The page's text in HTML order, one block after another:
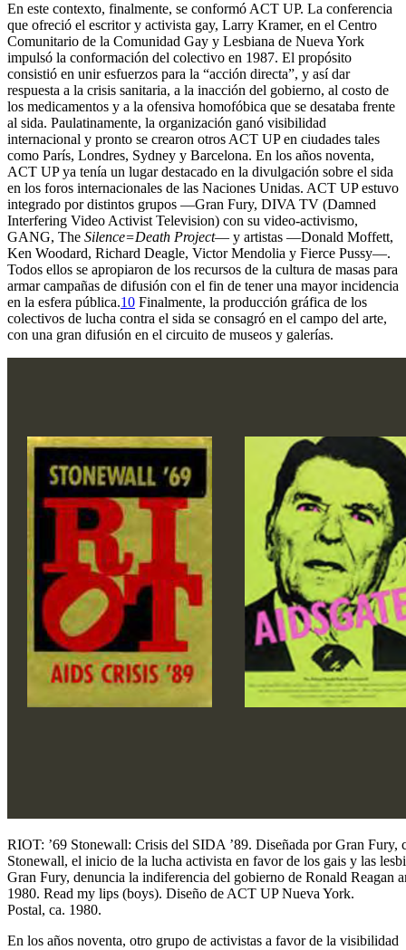
En este contexto, finalmente, se conformó ACT UP. La conferencia
que ofreció el escritor y activista gay, Larry Kramer, en el Centro
Comunitario de la Comunidad Gay y Lesbiana de Nueva York
impulsó la conformación del colectivo en 1987. El propósito
consistió en unir esfuerzos para la “acción directa”, y así dar
respuesta a la crisis sanitaria, a la inacción del gobierno, al costo de
los medicamentos y a la ofensiva homofóbica que se desataba frente
al sida. Paulatinamente, la organización ganó visibilidad
internacional y pronto se crearon otros ACT UP en ciudades tales
como París, Londres, Sydney y Barcelona. En los años noventa,
ACT UP ya tenía un lugar destacado en la divulgación sobre el sida
en los foros internacionales de las Naciones Unidas. ACT UP estuvo
integrado por distintos grupos —Gran Fury, DIVA TV (Damned
Interfering Video Activist Television) con su video-activismo,
GANG, The Silence=Death Project— y artistas —Donald Moffett,
Ken Woodard, Richard Deagle, Victor Mendolia y Fierce Pussy—.
Todos ellos se apropiaron de los recursos de la cultura de masas para
armar campañas de difusión con el fin de tener una mayor incidencia
en la esfera pública.10 Finalmente, la producción gráfica de los
colectivos de lucha contra el sida se consagró en el campo del arte,
con una gran difusión en el circuito de museos y galerías.
RIOT: ’69 Stonewall: Crisis del SIDA ’89. Diseñada por Gran Fury,
Stonewall, el inicio de la lucha activista en favor de los gais y las
Gran Fury, denuncia la indiferencia del gobierno de Ronald Reagan
1980. Read my lips (boys). Diseño de ACT UP Nueva York.
Postal, ca. 1980.
En los años noventa, otro grupo de activistas a favor de la visibilidad